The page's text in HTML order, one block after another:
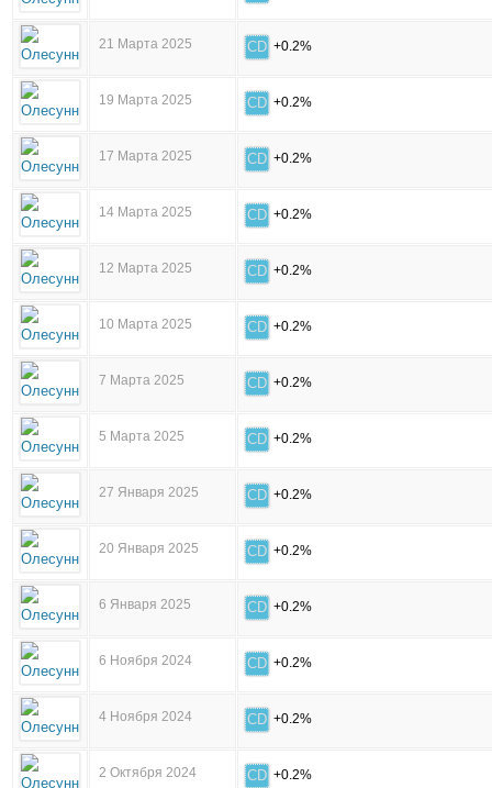
21 Марта 2025 CD +0.2%
19 Марта 2025 CD +0.2%
17 Марта 2025 CD +0.2%
14 Марта 2025 CD +0.2%
12 Марта 2025 CD +0.2%
10 Марта 2025 CD +0.2%
7 Марта 2025 CD +0.2%
5 Марта 2025 CD +0.2%
27 Января 2025 CD +0.2%
20 Января 2025 CD +0.2%
6 Января 2025 CD +0.2%
6 Ноября 2024 CD +0.2%
4 Ноября 2024 CD +0.2%
2 Октября 2024 CD +0.2%